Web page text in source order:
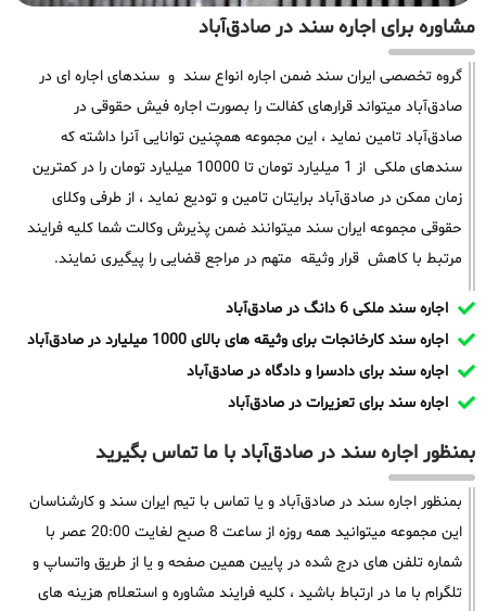
مشاوره برای اجاره سند در صادق‌آباد
گروه تخصصی ایران سند ضمن اجاره انواع سند و سندهای اجاره ای در
صادق‌آباد میتواند قرارهای کفالت را بصورت اجاره فیش حقوقی در
صادق‌آباد تامین نماید ، این مجموعه همچنین توانایی آنرا داشته که
سندهای ملکی از 1 میلیارد تومان تا 10000 میلیارد تومان را در کمترین
زمان ممکن در صادق‌آباد برایتان تامین و تودیع نماید ، از طرفی وکلای
حقوقی مجموعه ایران سند میتوانند ضمن پذیرش وکالت شما کلیه فرایند
مرتبط با کاهش قرار وثیقه متهم در مراجع قضایی را پیگیری نمایند.
اجاره سند ملکی 6 دانگ در صادق‌آباد
اجاره سند کارخانجات برای وثیقه های بالای 1000 میلیارد در صادق‌آباد
اجاره سند برای دادسرا و دادگاه در صادق‌آباد
اجاره سند برای تعزیرات در صادق‌آباد
بمنظور اجاره سند در صادق‌آباد با ما تماس بگیرید
بمنظور اجاره سند در صادق‌آباد و یا تماس با تیم ایران سند و کارشناسان
این مجموعه میتوانید همه روزه از ساعت 8 صبح لغایت 20:00 عصر با
شماره تلفن های درج شده در پایین همین صفحه و یا از طریق واتساپ و
تلگرام با ما در ارتباط باشید ، کلیه فرایند مشاوره و استعلام هزینه های